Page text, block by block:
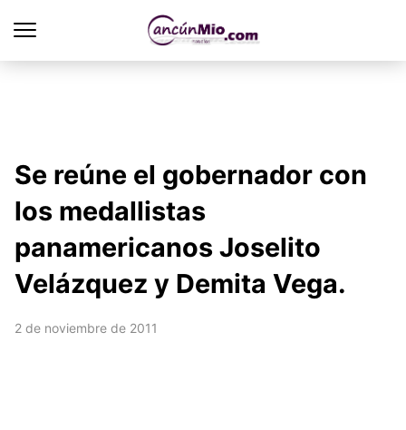
Se reúne el gobernador con
los medallistas
panamericanos Joselito
Velázquez y Demita Vega.
2 de noviembre de 2011